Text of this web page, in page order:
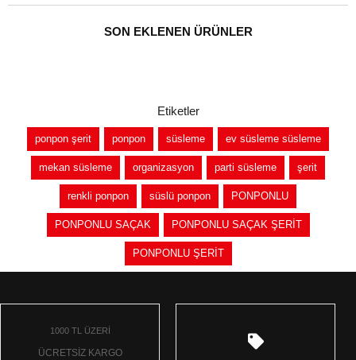
SON EKLENEN ÜRÜNLER
Etiketler
ponpon şerit ponpon süsleme ev süsleme süsleme
mekan süsleme organizasyon parti süsleme şerit
renkli ponpon süslü ponpon PONPONLU
PONPONLU SAÇAK PONPONLU SAÇAK ŞERİT
PONPONLU ŞERİT
1000 TL ÜZERİ
ÜCRETSİZ KARGO